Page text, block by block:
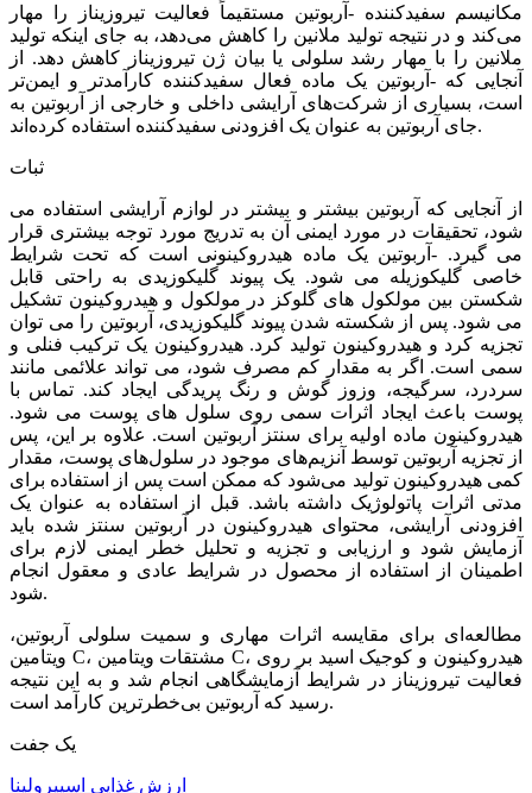
مکانیسم سفیدکننده -آربوتین مستقیماً فعالیت تیروزیناز را مهار
می‌کند و در نتیجه تولید ملانین را کاهش می‌دهد، به جای اینکه تولید
ملانین را با مهار رشد سلولی یا بیان ژن تیروزیناز کاهش دهد. از
آنجایی که -آربوتین یک ماده فعال سفیدکننده کارآمدتر و ایمن‌تر
است، بسیاری از شرکت‌های آرایشی داخلی و خارجی از آربوتین به
جای آربوتین به عنوان یک افزودنی سفیدکننده استفاده کرده‌اند.
ثبات
از آنجایی که آربوتین بیشتر و بیشتر در لوازم آرایشی استفاده می
شود، تحقیقات در مورد ایمنی آن به تدریج مورد توجه بیشتری قرار
می گیرد. -آربوتین یک ماده هیدروکینونی است که تحت شرایط
خاصی گلیکوزیله می شود. یک پیوند گلیکوزیدی به راحتی قابل
شکستن بین مولکول های گلوکز در مولکول و هیدروکینون تشکیل
می شود. پس از شکسته شدن پیوند گلیکوزیدی، آربوتین را می توان
تجزیه کرد و هیدروکینون تولید کرد. هیدروکینون یک ترکیب فنلی و
سمی است. اگر به مقدار کم مصرف شود، می تواند علائمی مانند
سردرد، سرگیجه، وزوز گوش و رنگ پریدگی ایجاد کند. تماس با
پوست باعث ایجاد اثرات سمی روی سلول های پوست می شود.
هیدروکینون ماده اولیه برای سنتز آربوتین است. علاوه بر این، پس
از تجزیه آربوتین توسط آنزیم‌های موجود در سلول‌های پوست، مقدار
کمی هیدروکینون تولید می‌شود که ممکن است پس از استفاده برای
مدتی اثرات پاتولوژیک داشته باشد. قبل از استفاده به عنوان یک
افزودنی آرایشی، محتوای هیدروکینون در آربوتین سنتز شده باید
آزمایش شود و ارزیابی و تجزیه و تحلیل خطر ایمنی لازم برای
اطمینان از استفاده از محصول در شرایط عادی و معقول انجام
شود.
مطالعه‌ای برای مقایسه اثرات مهاری و سمیت سلولی آربوتین،
ویتامین C، مشتقات ویتامین C، هیدروکینون و کوجیک اسید بر روی
فعالیت تیروزیناز در شرایط آزمایشگاهی انجام شد و به این نتیجه
رسید که آربوتین بی‌خطرترین کارآمد است.
یک جفت
ارزش غذایی اسپیرولینا